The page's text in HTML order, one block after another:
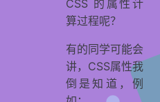
比较源的重要性
比较次序
使用继承
CSS 的属性计
算过程呢？
有的同学可能会
讲，CSS属性我
倒是知道，例